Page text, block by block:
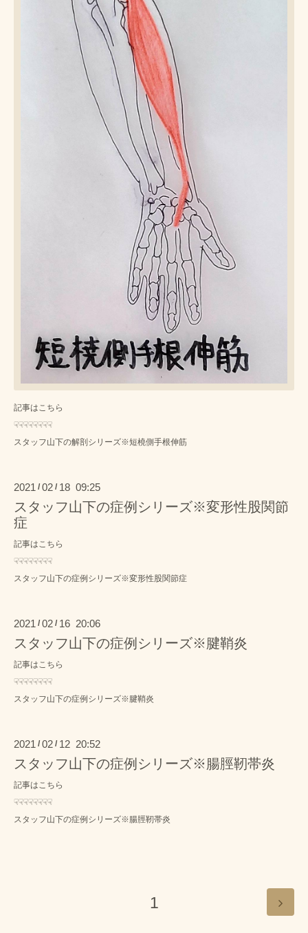
記事はこちら
☟☟☟☟☟☟☟☟
スタッフ山下の解剖シリーズ※短橈側手根伸筋
2021 / 02 / 18 09:25
スタッフ山下の症例シリーズ※変形性股関節
症
記事はこちら
☟☟☟☟☟☟☟☟
スタッフ山下の症例シリーズ※変形性股関節症
2021 / 02 / 16 20:06
スタッフ山下の症例シリーズ※腱鞘炎
記事はこちら
☟☟☟☟☟☟☟☟
スタッフ山下の症例シリーズ※腱鞘炎
2021 / 02 / 12 20:52
スタッフ山下の症例シリーズ※腸脛靭帯炎
記事はこちら
☟☟☟☟☟☟☟☟
スタッフ山下の症例シリーズ※腸脛靭帯炎
1